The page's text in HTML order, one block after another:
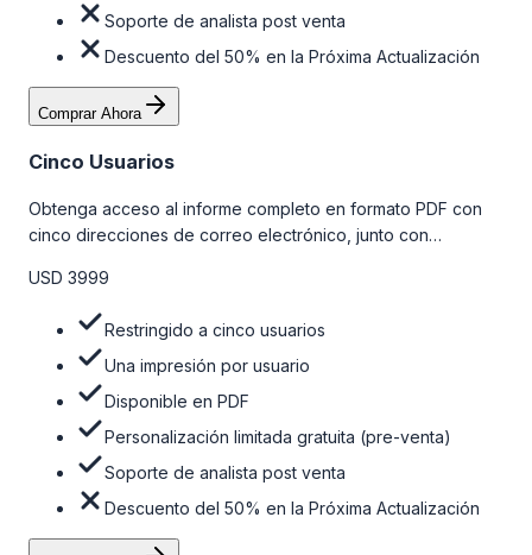
Soporte de analista post venta
Descuento del 50% en la Próxima Actualización
Comprar Ahora
Cinco Usuarios
Obtenga acceso al informe completo en formato PDF con
cinco direcciones de correo electrónico, junto con
venta y el soporte post-venta de nuestros analistas. Para
obtener más información, consulte la tabla de precios a
continuación.
USD 3999
Restringido a cinco usuarios
Una impresión por usuario
Disponible en PDF
Personalización limitada gratuita (pre-venta)
Soporte de analista post venta
Descuento del 50% en la Próxima Actualización